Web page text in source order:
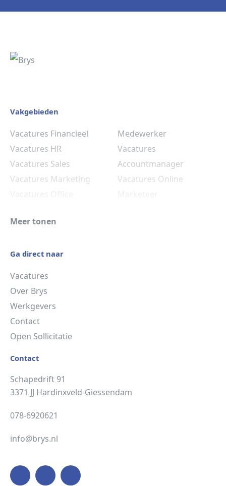
Vakgebieden
Vacatures Financieel
Vacatures HR
Vacatures Sales
Vacatures Marketing
Medewerker
Medewerker
Vacatures
Accountmanager
Vacatures Online
Meer tonen
Ga direct naar
Vacatures
Over Brys
Werkgevers
Contact
Open Sollicitatie
Contact
Schapedrift 91
3371 JJ Hardinxveld-Giessendam
078-6920621
info@brys.nl